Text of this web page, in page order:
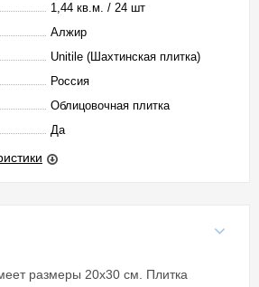
1,44 кв.м. / 24 шт
Алжир
Unitile (Шахтинская плитка)
Россия
Облицовочная плитка
Да
размеры 20x30 см. Плитка